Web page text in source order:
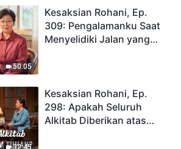
50:05
Kesaksian Rohani, Ep.
309: Pengalamanku Saat
Menyelidiki Jalan yang
32:45
Kesaksian Rohani, Ep.
298: Apakah Seluruh
Alkitab Diberikan atas